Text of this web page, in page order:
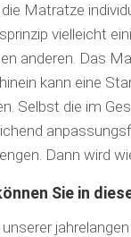
Matratze
vielleicht
anderen. Das
kann eine
Selbst die im
Dann wird
Sie in